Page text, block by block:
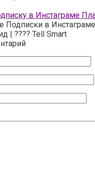
в Инстаграме
Подписки в
| ???? Tell Smart